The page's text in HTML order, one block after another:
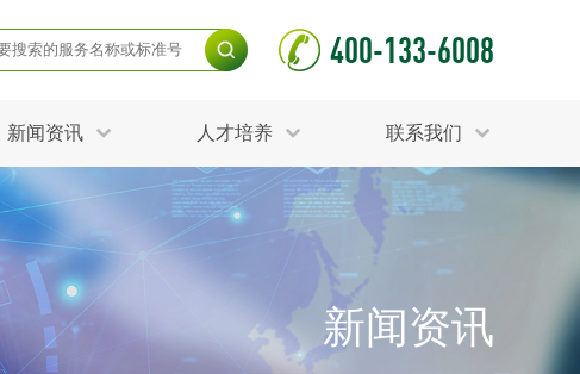
400-133-6008
新闻资讯 人才培养 联系我们
射检测 声环境与振动检测
病毒杀灭试验
防护产品检测
成分分析化验 食品安全检测
光伏检测
新闻资讯